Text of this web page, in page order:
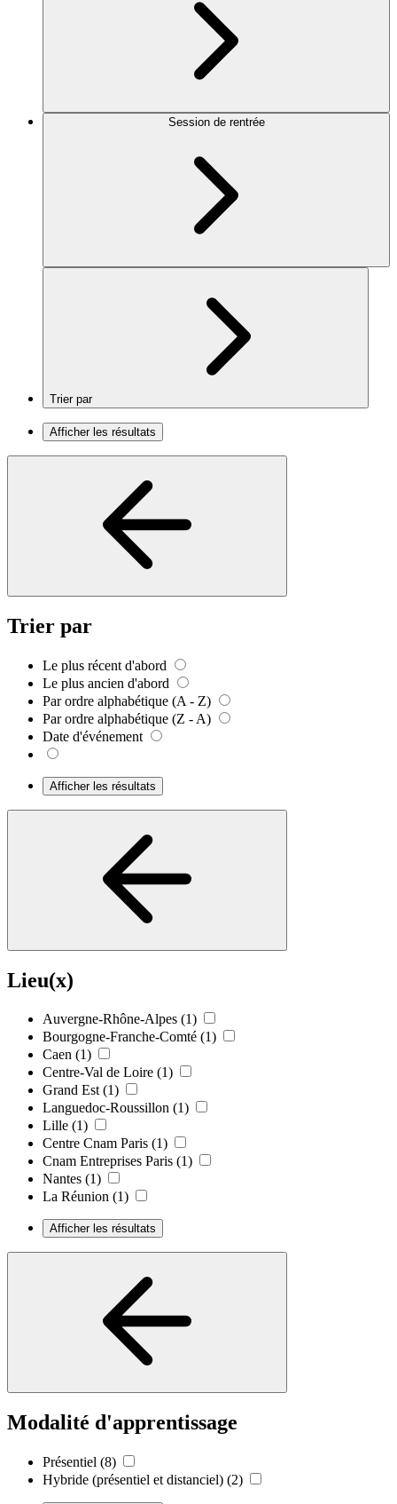
Session de rentrée
Trier par
Afficher les résultats
Trier par
Le plus récent d'abord
Le plus ancien d'abord
Par ordre alphabétique (A - Z)
Par ordre alphabétique (Z - A)
Date d'événement
Afficher les résultats
Lieu(x)
Auvergne-Rhône-Alpes (1)
Bourgogne-Franche-Comté (1)
Caen (1)
Centre-Val de Loire (1)
Grand Est (1)
Languedoc-Roussillon (1)
Lille (1)
Centre Cnam Paris (1)
Cnam Entreprises Paris (1)
Nantes (1)
La Réunion (1)
Afficher les résultats
Modalité d'apprentissage
Présentiel (8)
Hybride (présentiel et distanciel) (2)